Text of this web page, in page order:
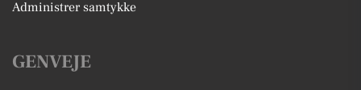
Administrer samtykke
GENVEJE